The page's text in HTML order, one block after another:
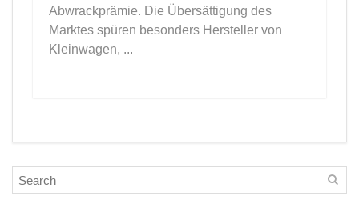
Abwrackprämie. Die Übersättigung des
Marktes spüren besonders Hersteller von
Kleinwagen, ...